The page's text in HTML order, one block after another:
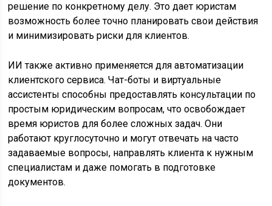
решение по конкретному делу. Это дает юристам
возможность более точно планировать свои действия
и минимизировать риски для клиентов.
ИИ также активно применяется для автоматизации
клиентского сервиса. Чат-боты и виртуальные
ассистенты способны предоставлять консультации по
простым юридическим вопросам, что освобождает
время юристов для более сложных задач. Они
работают круглосуточно и могут отвечать на часто
задаваемые вопросы, направлять клиента к нужным
специалистам и даже помогать в подготовке
документов.